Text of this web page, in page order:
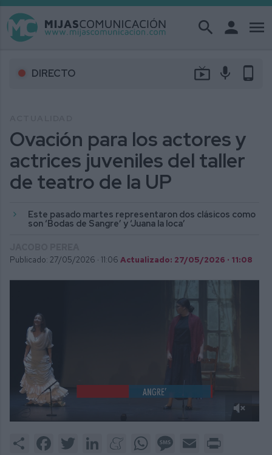
search person menu
DIRECTO live_tv mic phone_android
Ovación para los actores y
actrices juveniles del taller
de teatro de la UP
Este pasado martes representaron dos clásicos como
son ‘Bodas de Sangre’ y ‘Juana la loca’
Publicado: 27/05/2026 · 11:06 Actualizado: 27/05/2026 · 11:08
2
Share FacebookTwitter LinkedInMeneameWhatsAppMessage
Email